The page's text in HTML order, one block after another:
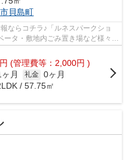
貝島町
ならコチラ♪「ルネスパークショ
ータ・敷地内ごみ置き場など様々な
円 (管理費等：2,000円 )
ヶ月 礼金 0ヶ月
/ 57.75㎡